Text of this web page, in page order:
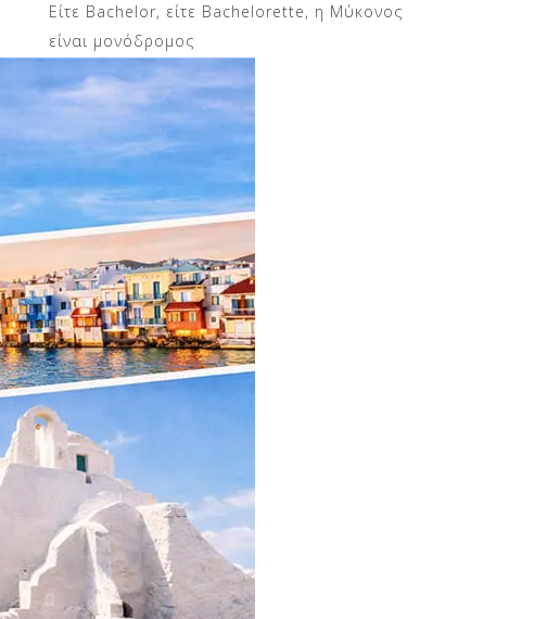
Είτε Bachelor, είτε Bachelorette, η Μύκονος
είναι μονόδρομος